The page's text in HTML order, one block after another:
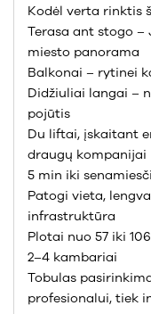
Kodėl verta rinktis
Terasa ant stogo –
miesto panorama
Balkonai – rytinei
Didžiuliai langai –
pojūtis
Du liftai, įskaitant
draugų kompanijai
5 min iki
Patogi vieta,
infrastruktūra
Plotai nuo 57 iki
2–4 kambariai
Tobulas
profesionalui, tiek